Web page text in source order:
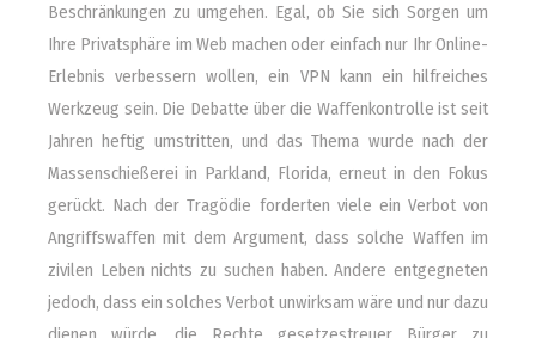
Beschränkungen zu umgehen. Egal, ob Sie sich Sorgen um
Ihre Privatsphäre im Web machen oder einfach nur Ihr Online-
Erlebnis verbessern wollen, ein VPN kann ein hilfreiches
Werkzeug sein. Die Debatte über die Waffenkontrolle ist seit
Jahren heftig umstritten, und das Thema wurde nach der
Massenschießerei in Parkland, Florida, erneut in den Fokus
gerückt. Nach der Tragödie forderten viele ein Verbot von
Angriffswaffen mit dem Argument, dass solche Waffen im
zivilen Leben nichts zu suchen haben. Andere entgegneten
jedoch, dass ein solches Verbot unwirksam wäre und nur dazu